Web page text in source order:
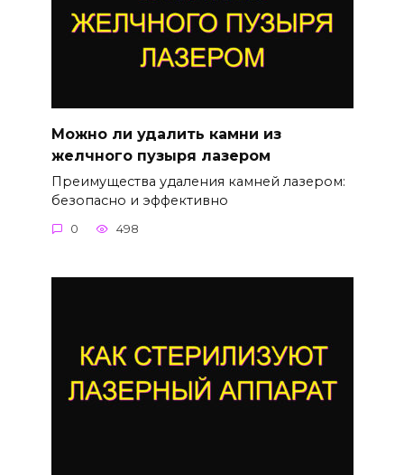
Можно ли удалить камни из
желчного пузыря лазером
Преимущества удаления камней лазером:
безопасно и эффективно
0 498